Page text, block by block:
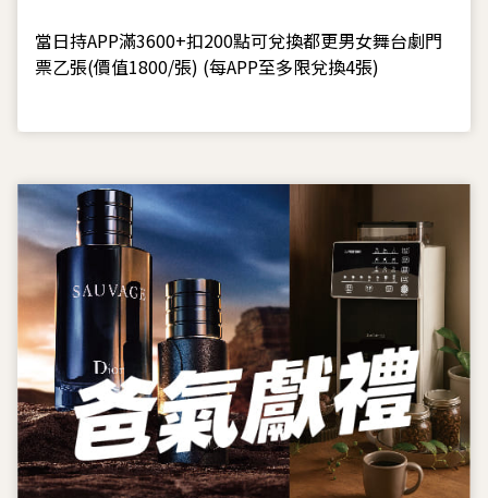
當日持APP滿3600+扣200點可兌換都更男女舞台劇門
票乙張(價值1800/張) (每APP至多限兌換4張)